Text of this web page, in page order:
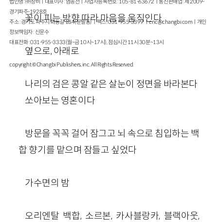
꽃이 피는 방향 따라 마음을 움직인다
옆으로, 아래로
나리의 검은 콩알 같은 살눈이 정면을 바라본다
쏘아보는 영혼이다
방문을 꼭꼭 걸어 잠그고 뇌 속으로 침입하는 백
합 향기를 맡으며 잠들고 싶었다
가수면의 밤
오리엔탈 백합, 소르본, 카사블랑카, 블랙아웃,
경기파주-1928호
주소 : 경기도 파주시 회동길 184(문발동)ㅣ팩스 : 031-955-3399 ㅣcnc@changbi.com ㅣ개인
정보책임자 : 신문수
대표전화 : 031-955-3333(월~금 10시~17시), 점심시간 11시 30분~13시
copyright © Changbi Publishers, inc. All Rights Reserved.